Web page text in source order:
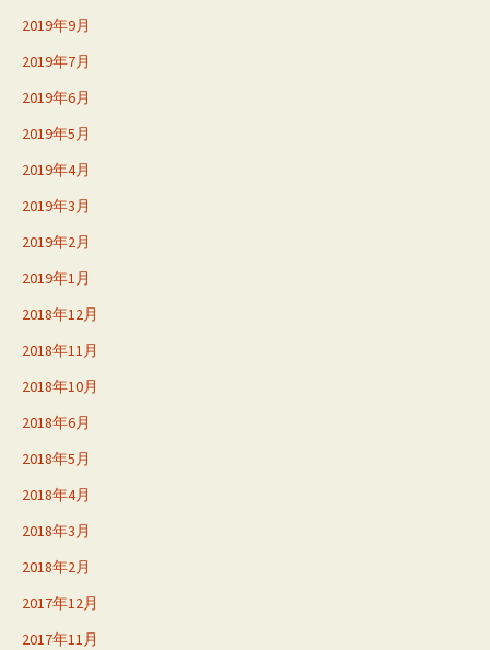
2019年9月
2019年7月
2019年6月
2019年5月
2019年4月
2019年3月
2019年2月
2019年1月
2018年12月
2018年11月
2018年10月
2018年6月
2018年5月
2018年4月
2018年3月
2018年2月
2017年12月
2017年11月